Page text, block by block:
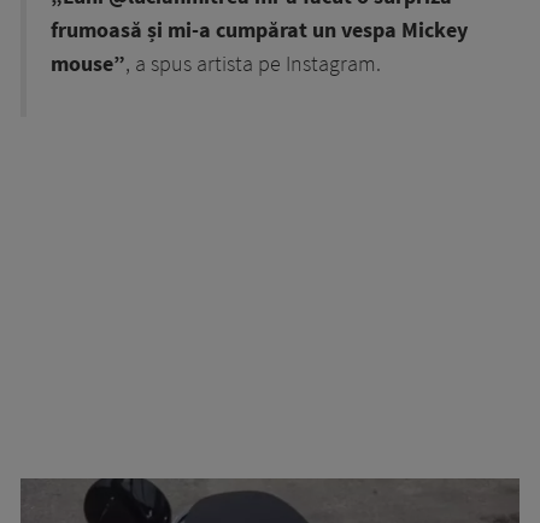
frumoasă și mi-a cumpărat un vespa Mickey
mouse”, a spus artista pe Instagram.